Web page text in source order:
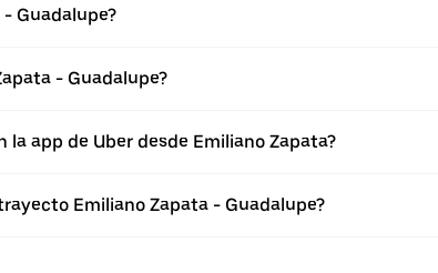
Guadalupe?
- Guadalupe?
app de Uber desde Emiliano Zapata?
Emiliano Zapata - Guadalupe?